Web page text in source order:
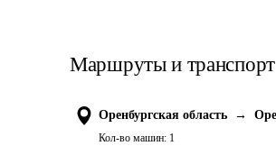
Маршруты и транспорт
Оренбургская область →
Кол-во машин: 1